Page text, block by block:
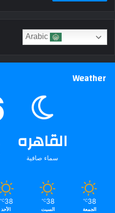
Weather
القاهره
سماء صافية
38
℃
الجمعة
38
℃
السبت
38
℃
الأحد